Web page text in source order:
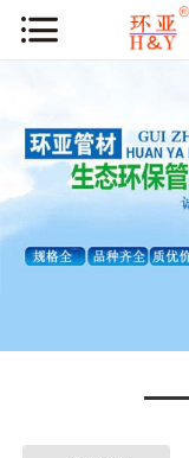
公司简介
荣誉资质